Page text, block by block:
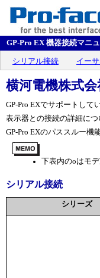
GP-Pro EX 機器接続マニ
シリアル接続 イー
横河電機株式会
GP-Pro EXでサポートして
表示器との接続の詳細に
GP-Pro EXのパススルー機
下表内のoはモ
シリアル接続
シリーズ